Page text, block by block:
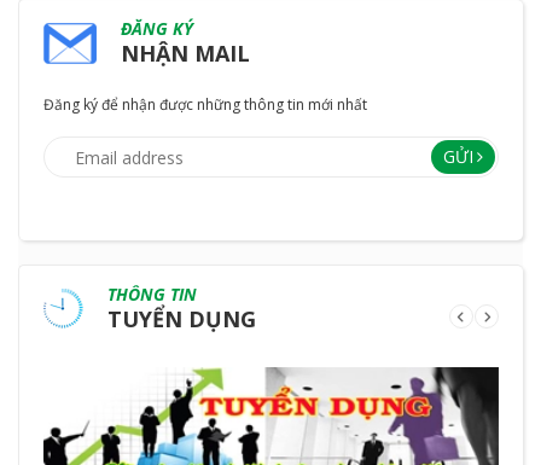
ĐĂNG KÝ
NHẬN MAIL
Đăng ký để nhận được những thông tin mới nhất
GỬI
THÔNG TIN
TUYỂN DỤNG